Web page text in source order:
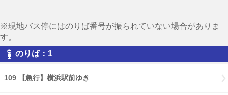
※現地バス停にはのりば番号が振られていない場合がありま
す。
のりば：1
109 【急行】横浜駅前ゆき